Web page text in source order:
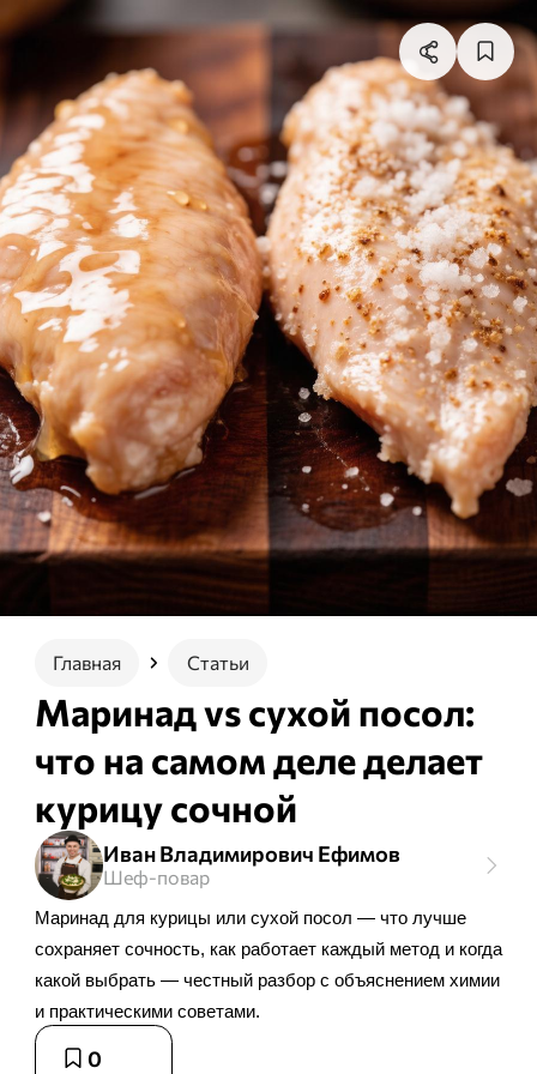
Главная Статьи
Маринад vs сухой посол:
что на самом деле делает
курицу сочной
Иван Владимирович Ефимов
Шеф-повар
Маринад для курицы или сухой посол — что лучше
сохраняет сочность, как работает каждый метод и когда
какой выбрать — честный разбор с объяснением химии
и практическими советами.
0